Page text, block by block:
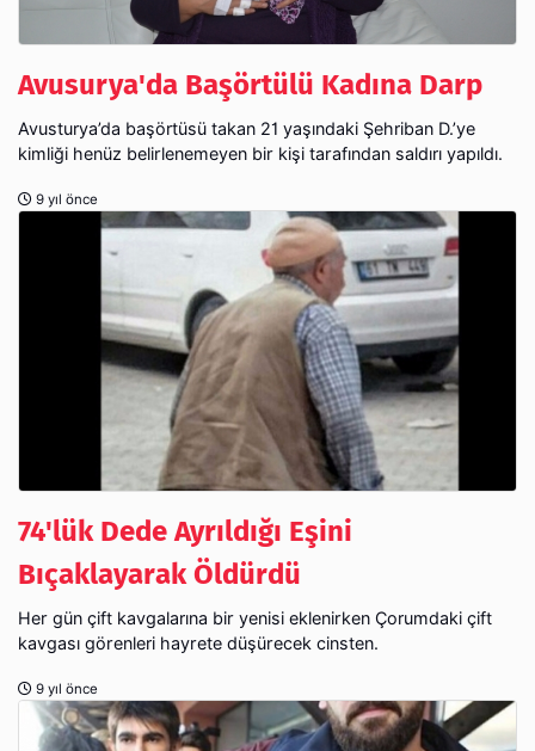
Avusurya'da Başörtülü Kadına Darp
Avusturya’da başörtüsü takan 21 yaşındaki Şehriban D.’ye
kimliği henüz belirlenemeyen bir kişi tarafından saldırı yapıldı.
9 yıl önce
74'lük Dede Ayrıldığı Eşini
Bıçaklayarak Öldürdü
Her gün çift kavgalarına bir yenisi eklenirken Çorumdaki çift
kavgası görenleri hayrete düşürecek cinsten.
9 yıl önce